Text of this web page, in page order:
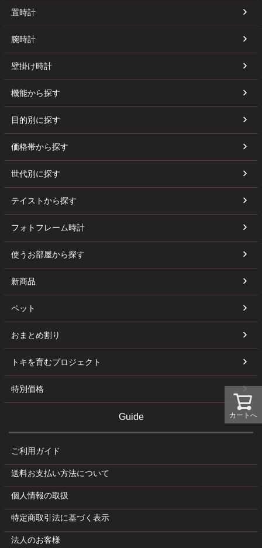
カートへ
置時計
腕時計
壁掛け時計
機能から探す
目的別に探す
価格帯から探す
世代別に探す
テイストから探す
フォトフレーム時計
使うお部屋から探す
新商品
ペット
おまとめ割り
トキを育むプロジェクト
特別価格
Guide
ご利用ガイド
送料お支払い方法について
個人情報の取扱
特定商取引法に基づく表示
法人のお客様